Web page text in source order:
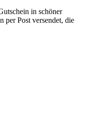
in schöner
per Post versendet, die